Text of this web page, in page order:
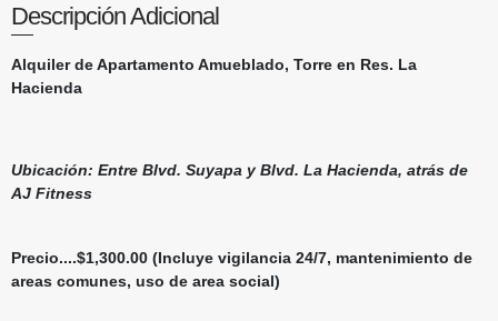
Descripción Adicional
Alquiler de Apartamento Amueblado, Torre en Res. La
Hacienda
Ubicación: Entre Blvd. Suyapa y Blvd. La Hacienda, atrás de
AJ Fitness
Precio....$1,300.00 (Incluye vigilancia 24/7, mantenimiento de
areas comunes, uso de area social)